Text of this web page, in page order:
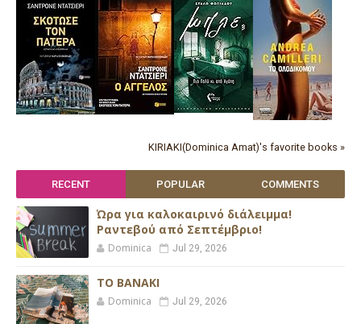
KIRIAKI(Dominica Amat)'s favorite books »
RECENT POPULAR COMMENTS
Ώρα για καλοκαιρινό διάλειμμα!
Ραντεβού από Σεπτέμβριο!
Dominica Jul 29, 2026
ΤΟ ΒΑΝΑΚΙ
Dominica Jul 29, 2026